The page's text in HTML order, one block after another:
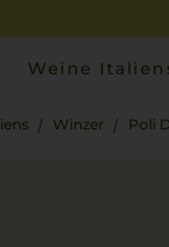
Weine
Winzer Poli